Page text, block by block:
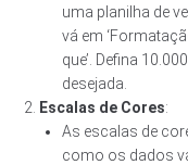
uma planilha de
vá em
que’. Defina
desejada.
Escalas de Cores:
As escalas de
como os dados